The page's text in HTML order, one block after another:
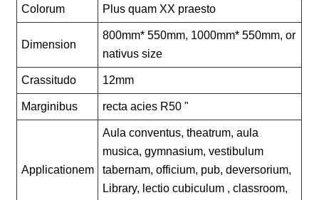
Colorum Plus quam XX praesto
Dimension
800mm* 550mm, 1000mm* 550mm, or
nativus size
Crassitudo 12mm
Marginibus recta acies R50 "
Applicationem
Aula conventus, theatrum, aula
musica, gymnasium, vestibulum
tabernam, officium, pub, deversorium,
Library, lectio cubiculum , classroom,